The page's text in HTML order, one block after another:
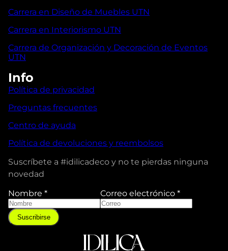
Carrera en Diseño de Muebles UTN
Carrera en Interiorismo UTN
Carrera de Organización y Decoración de Eventos
UTN
Info
Política de privacidad
Preguntas frecuentes
Centro de ayuda
Política de devoluciones y reembolsos
Suscríbete a #idilicadeco y no te pierdas ninguna
novedad
Nombre * Correo electrónico *
Suscribirse